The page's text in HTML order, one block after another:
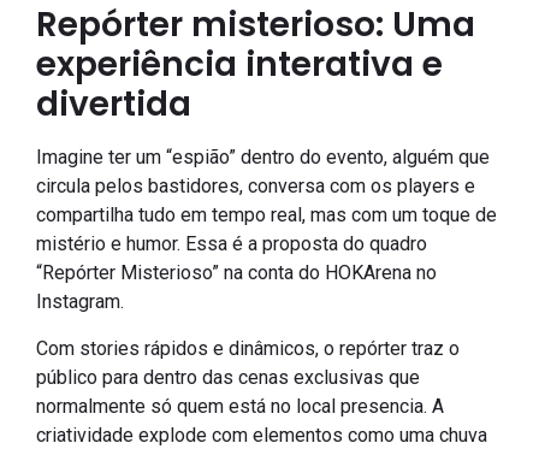
Repórter misterioso: Uma
experiência interativa e
divertida
Imagine ter um “espião” dentro do evento, alguém que
circula pelos bastidores, conversa com os players e
compartilha tudo em tempo real, mas com um toque de
mistério e humor. Essa é a proposta do quadro
“Repórter Misterioso” na conta do HOKArena no
Instagram.
Com stories rápidos e dinâmicos, o repórter traz o
público para dentro das cenas exclusivas que
normalmente só quem está no local presencia. A
criatividade explode com elementos como uma chuva